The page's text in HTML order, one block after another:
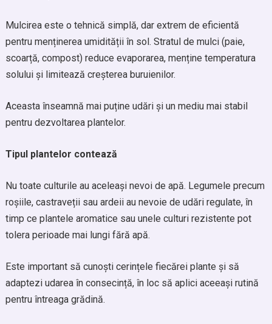
Mulcirea este o tehnică simplă, dar extrem de eficientă
pentru menținerea umidității în sol. Stratul de mulci (paie,
scoarță, compost) reduce evaporarea, menține temperatura
solului și limitează creșterea buruienilor.
Aceasta înseamnă mai puține udări și un mediu mai stabil
pentru dezvoltarea plantelor.
Tipul plantelor contează
Nu toate culturile au aceleași nevoi de apă. Legumele precum
roșiile, castraveții sau ardeii au nevoie de udări regulate, în
timp ce plantele aromatice sau unele culturi rezistente pot
tolera perioade mai lungi fără apă.
Este important să cunoști cerințele fiecărei plante și să
adaptezi udarea în consecință, în loc să aplici aceeași rutină
pentru întreaga grădină.